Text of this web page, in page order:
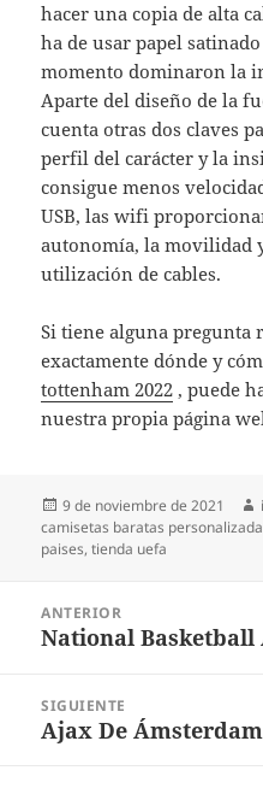
hacer una copia de alta
ha de usar papel
momento dominaron la
Aparte del diseño de la
cuenta otras dos claves
perfil del carácter y la
consigue menos
USB, las wifi
autonomía, la movilidad
utilización de cables.
Si tiene alguna pregunta
exactamente dónde y
tottenham 2022 , puede
nuestra propia página
Publicado
el
9 de noviembre de 2021
camisetas baratas
paises,tienda uefa
entradas
ANTERIOR
Entrada
National Basketball
SIGUIENTE
Entrada
Ajax De Ámsterdam